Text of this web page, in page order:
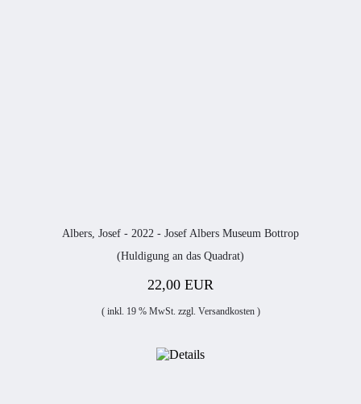
Albers, Josef - 2022 - Josef Albers Museum Bottrop
(Huldigung an das Quadrat)
22,00 EUR
( inkl. 19 % MwSt. zzgl. Versandkosten)